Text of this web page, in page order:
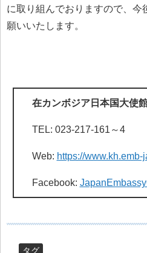
に取り組んでおりますので、今
願いいたします。
在カンボジア日本国大使
TEL: 023-217-161～4
Web: https://www.kh.emb-
Facebook:
タグ